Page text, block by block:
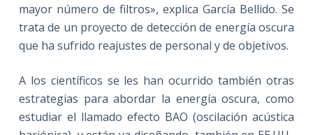
mayor número de filtros», explica García Bellido. Se
trata de un proyecto de detección de energía oscura
que ha sufrido reajustes de personal y de objetivos.
A los científicos se les han ocurrido también otras
estrategias para abordar la energía oscura, como
estudiar el llamado efecto BAO (oscilación acústica